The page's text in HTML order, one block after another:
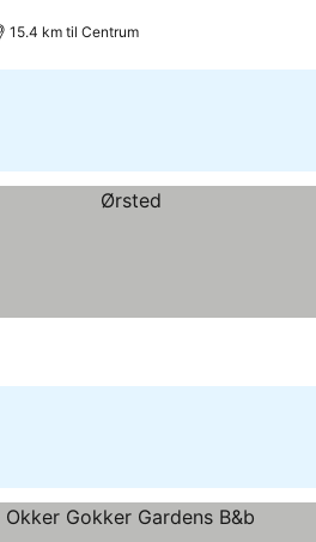
15.4 km til Centrum